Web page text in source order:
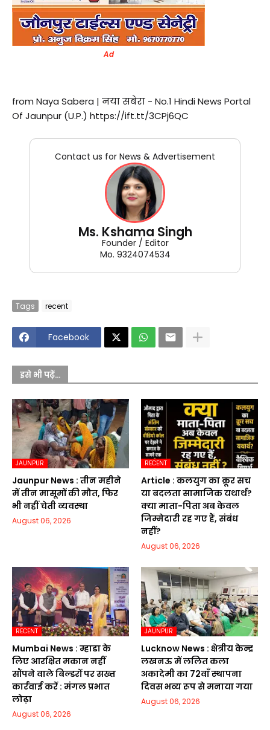
Ad
from Naya Sabera | नया सबेरा - No.1 Hindi News Portal
Of Jaunpur (U.P.) https://ift.tt/3CPj6QC
Contact us for News & Advertisement
Ms. Kshama Singh
Founder / Editor
Mo. 9324074534
Tags recent
Facebook
इसे भी पढ़ें...
JAUNPUR
Jaunpur News : तीन महीने
में तीन मासूमों की मौत, फिर
भी नहीं चेती व्यवस्था
August 06, 2026
RECENT
Article : कलयुग का क्रूर सच
या बदलता सामाजिक यथार्थ?
क्या माता-पिता अब केवल
जिम्मेदारी रह गए हैं, संबंध
नहीं?
August 06, 2026
RECENT
Mumbai News : म्हाडा के
लिए आरक्षित मकान नहीं
सौंपने वाले बिल्डरों पर सख्त
कार्रवाई करें : मंगल प्रभात
लोढ़ा
August 06, 2026
JAUNPUR
Lucknow News : क्षेत्रीय केन्द्र
लखनऊ में ललित कला
अकादेमी का 72वाॅं स्थापना
दिवस भव्य रूप से मनाया गया
August 06, 2026